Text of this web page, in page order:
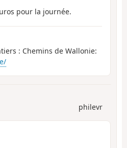
pour la journée.
: Chemins de Wallonie:
philevr